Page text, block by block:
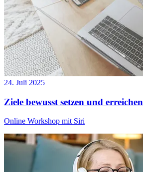
24. Juli 2025
Ziele bewusst setzen und erreichen
Online Workshop mit Siri